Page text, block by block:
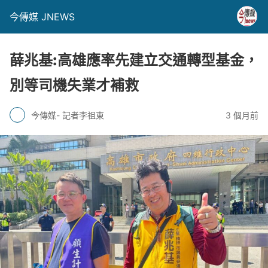
今傳媒 JNEWS
薛兆基:高雄應率先建立交通轉型基金，
別等司機失業才補救
今傳媒- 記者李祖東 3 個月前